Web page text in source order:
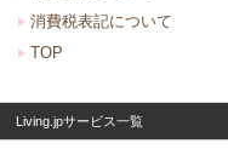
消費税表記について
TOP
Living.jpサービス一覧